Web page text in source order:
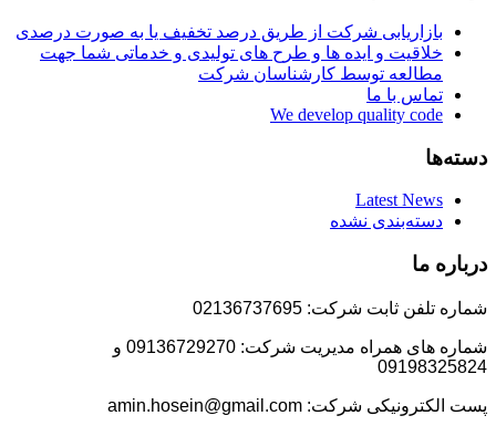
بازاریابی شرکت از طریق درصد تخفیف یا به صورت درصدی
خلاقیت و ایده ها و طرح های تولیدی و خدماتی شما جهت
مطالعه توسط کارشناسان شرکت
تماس با ما
We develop quality code
دسته‌ها
Latest News
دسته‌بندی نشده
درباره ما
شماره تلفن ثابت شرکت: 02136737695
شماره های همراه مدیریت شرکت: 09136729270 و
09198325824
پست الکترونیکی شرکت: amin.hosein@gmail.com